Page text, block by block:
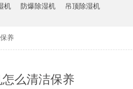
机 防爆除湿机 吊顶除湿机
养
么清洁保养